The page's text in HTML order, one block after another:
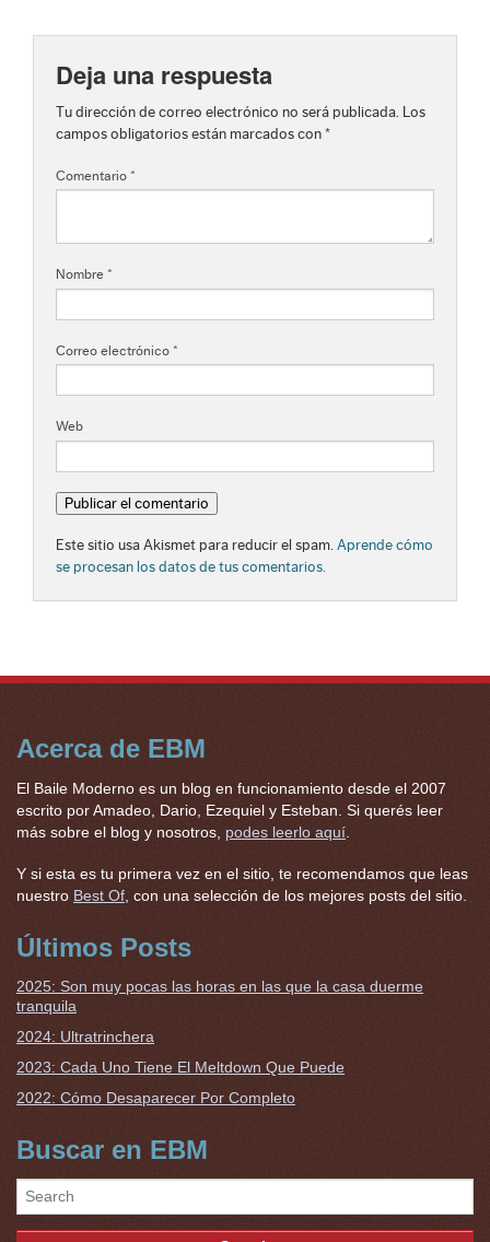
Deja una respuesta
Tu dirección de correo electrónico no será publicada. Los
campos obligatorios están marcados con *
Comentario *
Nombre *
Correo electrónico *
Web
Este sitio usa Akismet para reducir el spam. Aprende cómo
se procesan los datos de tus comentarios.
Acerca de EBM
El Baile Moderno es un blog en funcionamiento desde el 2007
escrito por Amadeo, Dario, Ezequiel y Esteban. Si querés leer
más sobre el blog y nosotros, podes leerlo aquí
Y si esta es tu primera vez en el sitio, te recomendamos que leas
nuestro Best Of , con una selección de los mejores posts del sitio.
Últimos Posts
2025: Son muy pocas las horas en las que la casa duerme
tranquila
2024: Ultratrinchera
2023: Cada Uno Tiene El Meltdown Que Puede
2022: Cómo Desaparecer Por Completo
Buscar en EBM